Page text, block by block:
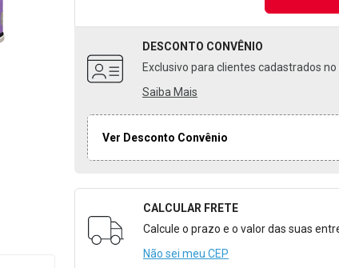
DESCONTO CONVÊNIO
Exclusivo para clientes cadastrados
Saiba Mais
Ver Desconto Convênio
Formulário para Calcular o
CALCULAR FRETE
Calcule o prazo e o valor das suas
Não sei meu CEP